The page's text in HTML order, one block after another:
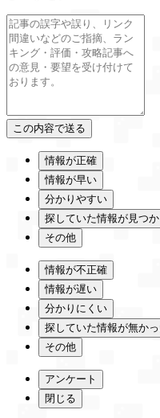
情報が正確
情報が早い
分かりやすい
探していた情報が見つ
その他
情報が不正確
情報が遅い
分かりにくい
探していた情報が無か
その他
アンケート
閉じる